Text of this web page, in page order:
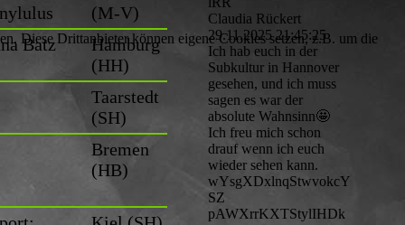
(M-V)
Batz
Hamburg
(HH)
Taarstedt
(SH)
Bremen
(HB)
Claudia Rückert
29.11.2025 21:45:25
Ich hab euch in der
Subkultur in Hannover
gesehen, und ich muss
sagen es war der
absolute Wahnsinn🤩
Ich freu mich schon
drauf wenn ich euch
wieder sehen kann.
wYsgXDxlnqStwvokcY
SZ
pAWXrrKXTStylIHDk
Diese Drittanbieter können eigene Cookies setzen, z.B. um die